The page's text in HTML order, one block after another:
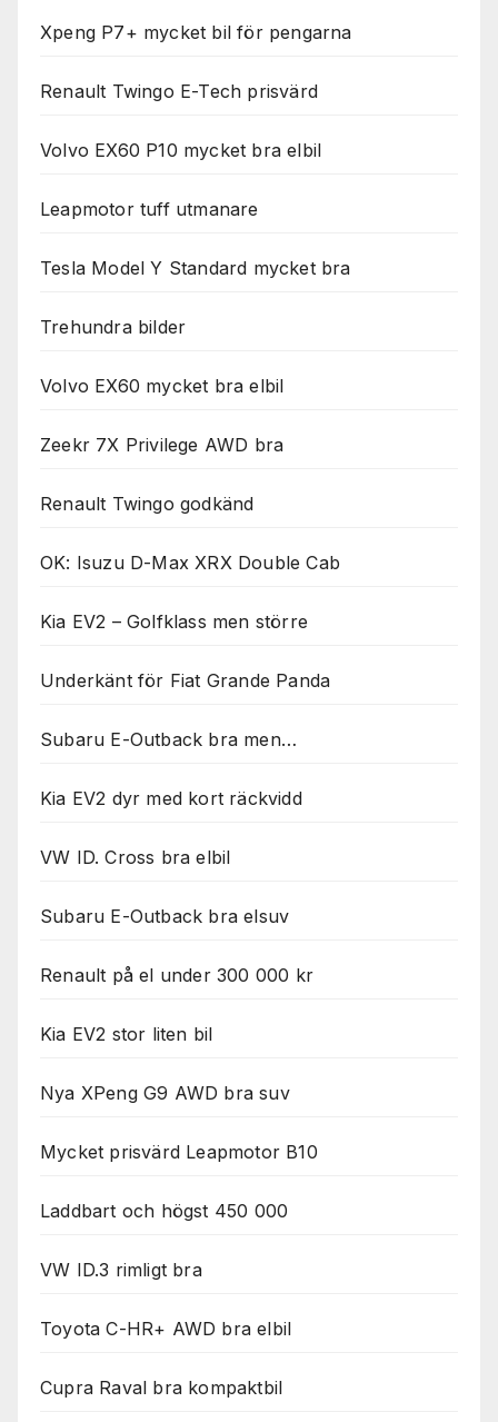
Xpeng P7+ mycket bil för pengarna
Renault Twingo E-Tech prisvärd
Volvo EX60 P10 mycket bra elbil
Leapmotor tuff utmanare
Tesla Model Y Standard mycket bra
Trehundra bilder
Volvo EX60 mycket bra elbil
Zeekr 7X Privilege AWD bra
Renault Twingo godkänd
OK: Isuzu D-Max XRX Double Cab
Kia EV2 – Golfklass men större
Underkänt för Fiat Grande Panda
Subaru E-Outback bra men…
Kia EV2 dyr med kort räckvidd
VW ID. Cross bra elbil
Subaru E-Outback bra elsuv
Renault på el under 300 000 kr
Kia EV2 stor liten bil
Nya XPeng G9 AWD bra suv
Mycket prisvärd Leapmotor B10
Laddbart och högst 450 000
VW ID.3 rimligt bra
Toyota C-HR+ AWD bra elbil
Cupra Raval bra kompaktbil